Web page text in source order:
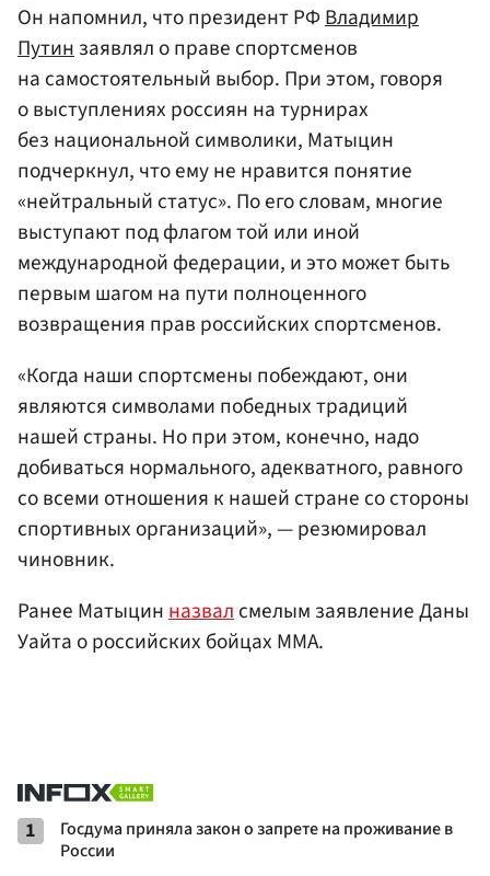
Он напомнил, что президент РФВладимир
Путин заявлял о праве спортсменов
на самостоятельный выбор. При этом, говоря
о выступлениях россиян на турнирах
без национальной символики, Матыцин
подчеркнул, что ему не нравится понятие
«нейтральный статус». По его словам, многие
выступают под флагом той или иной
международной федерации, и это может быть
первым шагом на пути полноценного
возвращения прав российских спортсменов.
«Когда наши спортсмены побеждают, они
являются символами победных традиций
нашей страны. Но при этом, конечно, надо
добиваться нормального, адекватного, равного
со всеми отношения к нашей стране со стороны
спортивных организаций», — резюмировал
чиновник.
Ранее Матыцинназвалсмелым заявление Даны
Уайта о российских бойцах ММА.
1
Госдума приняла закон о запрете на проживание в
России